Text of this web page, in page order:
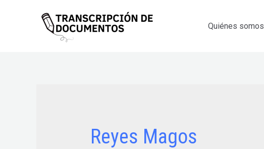
Quiénes somos
Reyes Magos